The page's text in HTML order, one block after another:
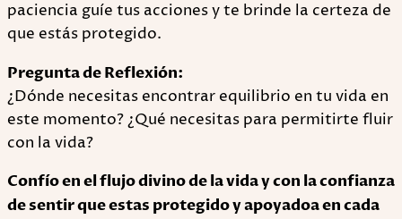
paciencia guíe tus acciones y te brinde la certeza de
que estás protegido.
Pregunta de Reflexión:
¿Dónde necesitas encontrar equilibrio en tu vida en
este momento? ¿Qué necesitas para permitirte fluir
con la vida?
Confío en el flujo divino de la vida y con la confianza
de sentir que estas protegido y apoyadoa en cada